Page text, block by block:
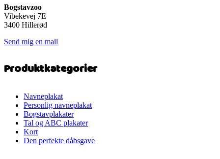
Bogstavzoo
Vibekevej 7E
3400 Hillerød
Send mig en mail
Produktkategorier
Navneplakat
Personlig navneplakat
Bogstavplakater
Tal og ABC plakater
Kort
Den perfekte dåbsgave